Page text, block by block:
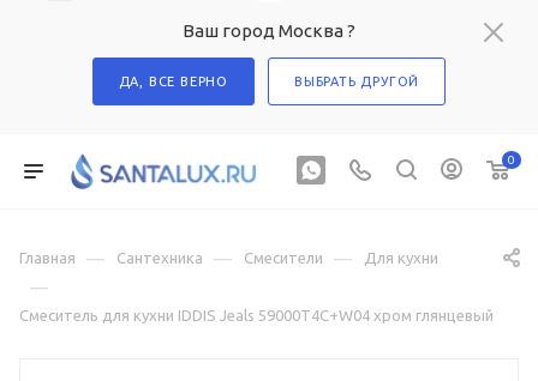
Ваш город Москва ?
ДА, ВСЕ ВЕРНО ВЫБРАТЬ ДРУГОЙ
0
Главная — Сантехника — Смесители — Для кухни
—
Смеситель для кухни IDDIS Jeals 59000T4C+W04 хром глянцевый